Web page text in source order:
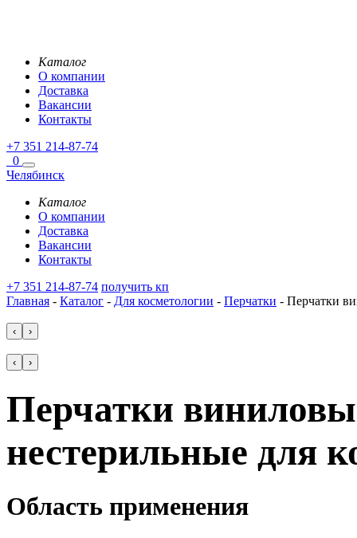
Каталог
О компании
Доставка
Вакансии
Контакты
+7 351 214-87-74
0
Челябинск
Каталог
О компании
Доставка
Вакансии
Контакты
+7 351 214-87-74 получить кп
Главная - Каталог - Для косметологии - Перчатки - Перчатки
‹ ›
‹ ›
Перчатки
нестерильные для
Область применения